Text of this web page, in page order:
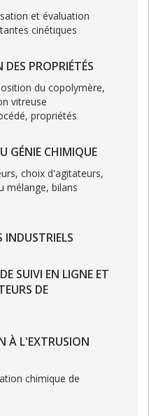
et évaluation
cinétiques
PROPRIÉTÉS
du copolymère,
vitreuse
propriétés
GÉNIE CHIMIQUE
choix d'agitateurs,
mélange, bilans
INDUSTRIELS
SUIVI EN LIGNE ET
DE
À L'EXTRUSION
chimique de